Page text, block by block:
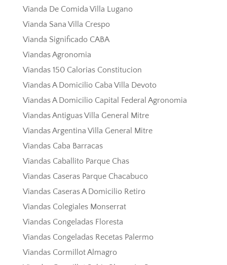
Vianda De Comida Villa Lugano
Vianda Sana Villa Crespo
Vianda Significado CABA
Viandas Agronomia
Viandas 150 Calorias Constitucion
Viandas A Domicilio Caba Villa Devoto
Viandas A Domicilio Capital Federal Agronomia
Viandas Antiguas Villa General Mitre
Viandas Argentina Villa General Mitre
Viandas Caba Barracas
Viandas Caballito Parque Chas
Viandas Caseras Parque Chacabuco
Viandas Caseras A Domicilio Retiro
Viandas Colegiales Monserrat
Viandas Congeladas Floresta
Viandas Congeladas Recetas Palermo
Viandas Cormillot Almagro